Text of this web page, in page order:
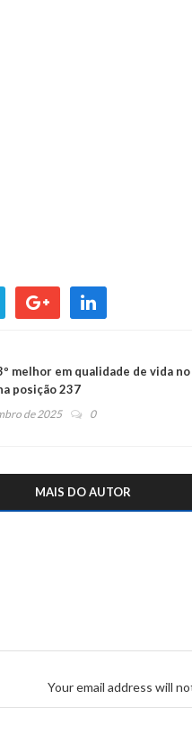
melhor em qualidade de vida
posição 237
de 2025 0
MAIS DO AUTOR
Your email address will